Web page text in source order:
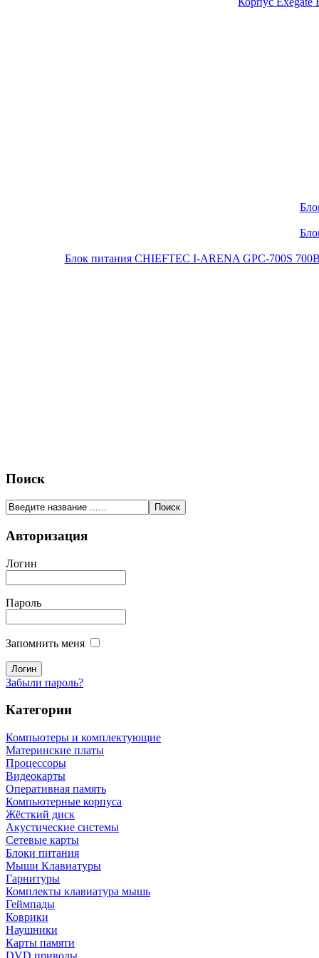
Блок питания CHIEFTEC I-ARENA GPC-700S
Поиск
Авторизация
Логин
Пароль
Запомнить меня
Забыли пароль?
Категории
Компьютеры и комплектующие
Материнские платы
Процессоры
Видеокарты
Оперативная память
Компьютерные корпуса
Жёсткий диск
Акустические системы
Сетевые карты
Блоки питания
Мыши Клавиатуры
Гарнитуры
Комплекты клавиатура мышь
Геймпады
Коврики
Наушники
Карты памяти